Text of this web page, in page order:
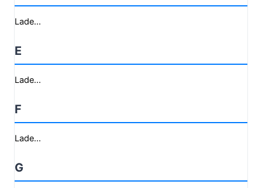
Lade...
E
Lade...
F
Lade...
G